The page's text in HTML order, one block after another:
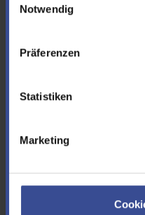
Verfügung stehen. Sie
Einstellungen jederzeit
Notwendig
Präferenzen
Statistiken
Marketing
Kläranlage Marienheide
Kläranlage Radevormwald
Bever-Talsperre
Eschbachtalsperre
Herbringhauser Talsperre